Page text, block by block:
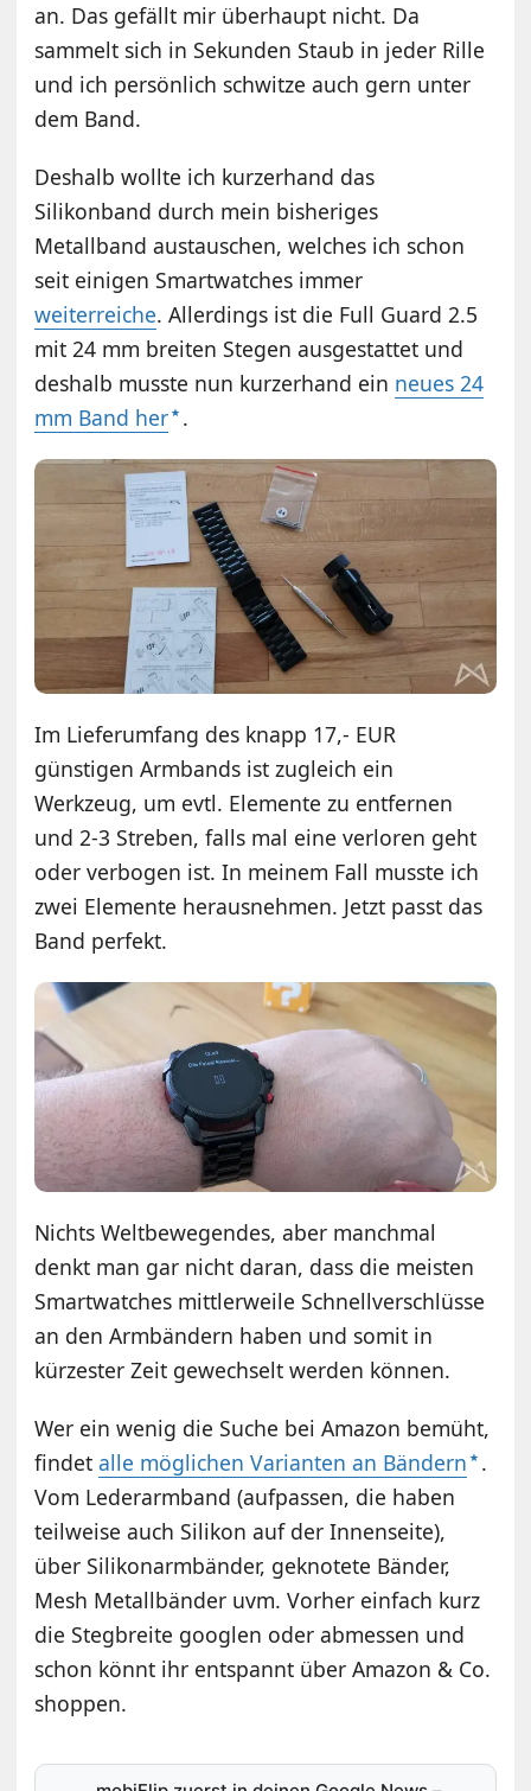
an. Das gefällt mir überhaupt nicht. Da
sammelt sich in Sekunden Staub in jeder Rille
und ich persönlich schwitze auch gern unter
dem Band.
Deshalb wollte ich kurzerhand das
Silikonband durch mein bisheriges
Metallband austauschen, welches ich schon
seit einigen Smartwatches immer
weiterreiche. Allerdings ist die Full Guard 2.5
mit 24 mm breiten Stegen ausgestattet und
deshalb musste nun kurzerhand ein neues 24
mm Band her .
Im Lieferumfang des knapp 17,- EUR
günstigen Armbands ist zugleich ein
Werkzeug, um evtl. Elemente zu entfernen
und 2-3 Streben, falls mal eine verloren geht
oder verbogen ist. In meinem Fall musste ich
zwei Elemente herausnehmen. Jetzt passt das
Band perfekt.
Nichts Weltbewegendes, aber manchmal
denkt man gar nicht daran, dass die meisten
Smartwatches mittlerweile Schnellverschlüsse
an den Armbändern haben und somit in
kürzester Zeit gewechselt werden können.
Wer ein wenig die Suche bei Amazon bemüht,
findetalle möglichen Varianten an Bändern .
Vom Lederarmband (aufpassen, die haben
teilweise auch Silikon auf der Innenseite),
über Silikonarmbänder, geknotete Bänder,
Mesh Metallbänder uvm. Vorher einfach kurz
die Stegbreite googlen oder abmessen und
schon könnt ihr entspannt über Amazon & Co.
shoppen.